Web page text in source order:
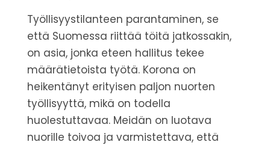
Työllisyystilanteen parantaminen, se
että Suomessa riittää töitä jatkossakin,
on asia, jonka eteen hallitus tekee
määrätietoista työtä. Korona on
heikentänyt erityisen paljon nuorten
työllisyyttä, mikä on todella
huolestuttavaa. Meidän on luotava
nuorille toivoa ja varmistettava, että